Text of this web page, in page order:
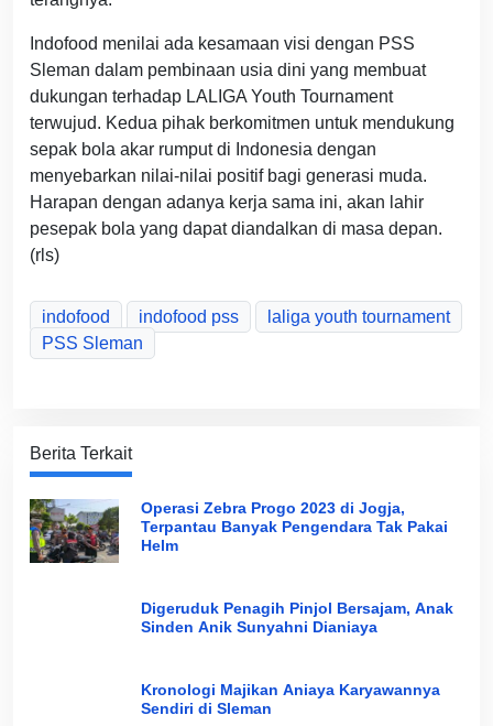
Indofood menilai ada kesamaan visi dengan PSS
Sleman dalam pembinaan usia dini yang membuat
dukungan terhadap LALIGA Youth Tournament
terwujud. Kedua pihak berkomitmen untuk mendukung
sepak bola akar rumput di Indonesia dengan
menyebarkan nilai-nilai positif bagi generasi muda.
Harapan dengan adanya kerja sama ini, akan lahir
pesepak bola yang dapat diandalkan di masa depan.
(rls)
indofood indofood pss
laliga youth tournament
PSS Sleman
Berita Terkait
Operasi Zebra Progo 2023 di Jogja,
Terpantau Banyak Pengendara Tak Pakai
Helm
Digeruduk Penagih Pinjol Bersajam, Anak
Sinden Anik Sunyahni Dianiaya
Kronologi Majikan Aniaya Karyawannya
Sendiri di Sleman